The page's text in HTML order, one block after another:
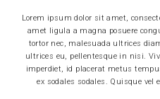
Lorem ipsum dolor sit amet,
amet ligula a magna posuere
tortor nec, malesuada ultrices
ultrices eu, pellentesque in nisi.
imperdiet, id placerat metus
ex sodales sodales. Quisque